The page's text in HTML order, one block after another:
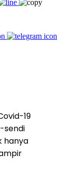
19
sendi
hanya